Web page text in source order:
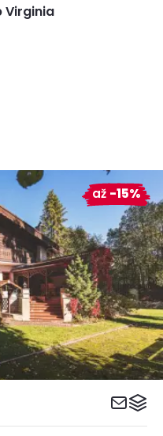
Virginia
až -15%